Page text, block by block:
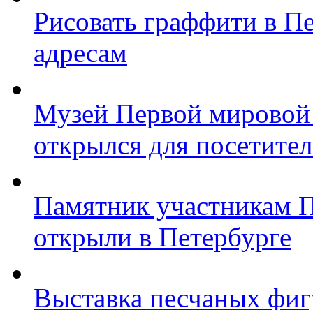
Рисовать граффити в
адресам
Музей Первой
открылся для
Памятник участникам
открыли в Петербурге
Выставка песчаных